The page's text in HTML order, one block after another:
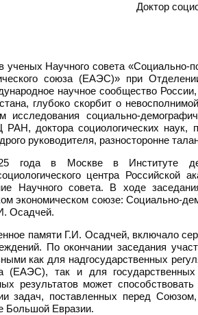
Доктор
ученых Научного совета
союза (ЕАЭС)» при
научное сообщество
глубоко скорбит о
исследования социально-
доктора социологических
руководителя, разносторонне
года в Москве в Институте
социологического центра
Научного совета. В ходе
экономическом союзе: Социально-
Осадчей.
памяти Г.И. Осадчей, включало
По окончании заседания
как для надгосударственных
(ЕАЭС), так и для
результатов может
задач, поставленных перед
Большой Евразии.